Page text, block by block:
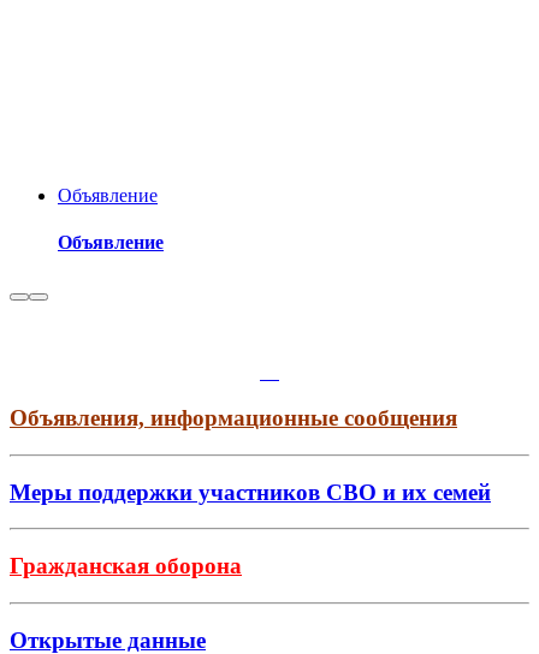
Объявление
Объявление
Объявления, информационные сообщения
Меры поддержки участников СВО и их семей
Гражданская оборона
Открытые данные